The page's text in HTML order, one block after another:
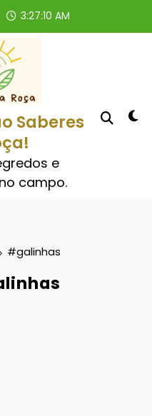
3:27:10 AM
Saberes
e
campo.
#galinhas